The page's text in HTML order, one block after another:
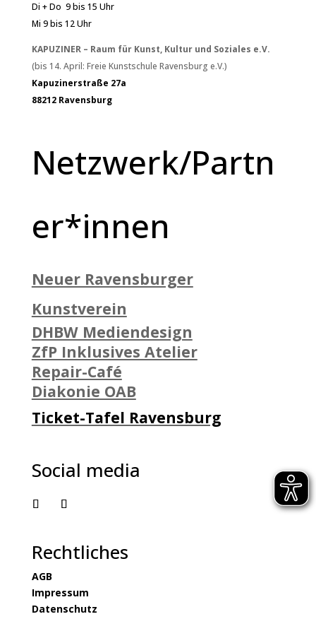
Di + Do 9 bis 15 Uhr
Mi 9 bis 12 Uhr
KAPUZINER – Raum für Kunst, Kultur und Soziales e.V.
(bis 14. April: Freie Kunstschule Ravensburg e.V.)
Kapuzinerstraße 27a
88212 Ravensburg
Netzwerk/Partn
er*innen
Neuer Ravensburger
Kunstverein
DHBW Mediendesign
ZfP Inklusives Atelier
Repair-Café
Diakonie OAB
Ticket-Tafel Ravensburg
Social media
Rechtliches
AGB
Impressum
Datenschutz